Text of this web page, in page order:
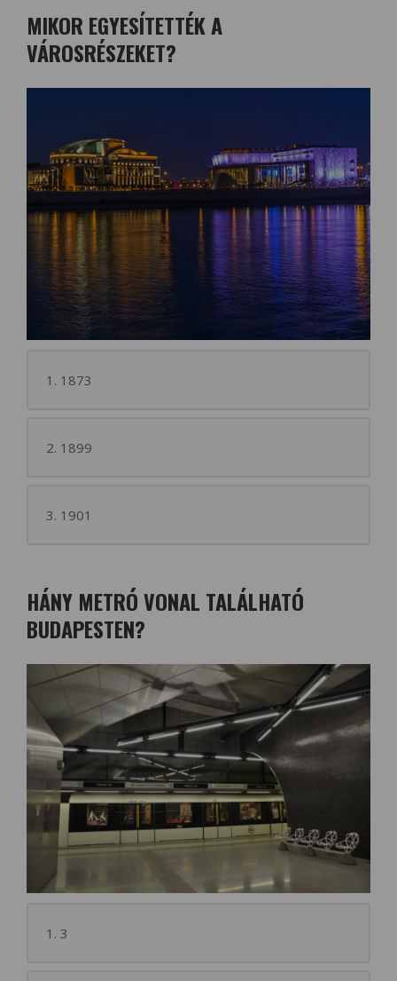
MIKOR EGYESÍTETTÉK A
VÁROSRÉSZEKET?
1. 1873
2. 1899
3. 1901
HÁNY METRÓ VONAL TALÁLHATÓ
BUDAPESTEN?
1. 3